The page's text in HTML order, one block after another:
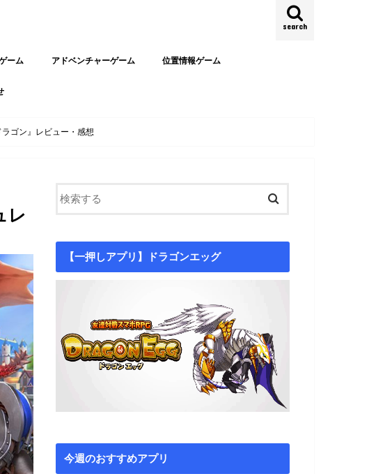
search
ーム アドベンチャーゲーム 位置情報ゲーム
ゴン』レビュー・感想
レ
【一押しアプリ】ドラゴンエッグ
今週のおすすめアプリ